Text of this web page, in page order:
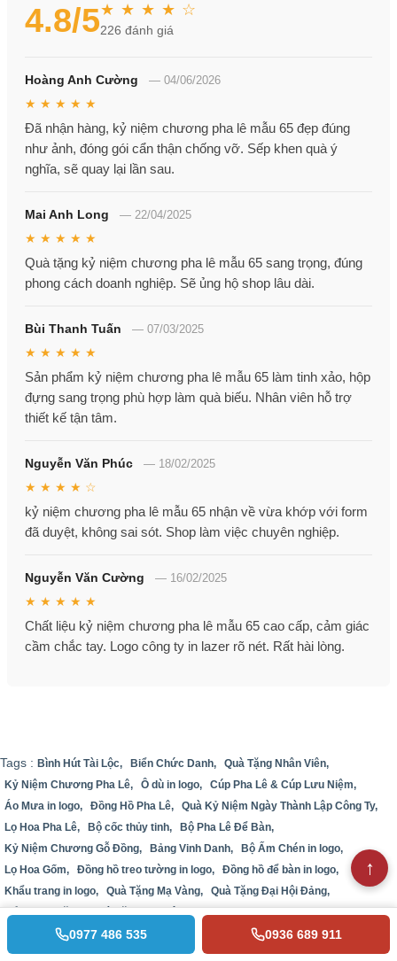
4.8/5★ ★ ★ ★ ☆
226 đánh giá
Hoàng Anh Cường — 04/06/2026
★ ★ ★ ★ ★
Đã nhận hàng, kỷ niệm chương pha lê mẫu 65 đẹp đúng
như ảnh, đóng gói cẩn thận chống vỡ. Sếp khen quà ý
nghĩa, sẽ quay lại lần sau.
Mai Anh Long — 22/04/2025
★ ★ ★ ★ ★
Quà tặng kỷ niệm chương pha lê mẫu 65 sang trọng, đúng
phong cách doanh nghiệp. Sẽ ủng hộ shop lâu dài.
Bùi Thanh Tuấn — 07/03/2025
★ ★ ★ ★ ★
Sản phẩm kỷ niệm chương pha lê mẫu 65 làm tinh xảo, hộp
đựng sang trọng phù hợp làm quà biếu. Nhân viên hỗ trợ
thiết kế tận tâm.
Nguyễn Văn Phúc — 18/02/2025
★ ★ ★ ★ ☆
kỷ niệm chương pha lê mẫu 65 nhận về vừa khớp với form
đã duyệt, không sai sót. Shop làm việc chuyên nghiệp.
Nguyễn Văn Cường — 16/02/2025
★ ★ ★ ★ ★
Chất liệu kỷ niệm chương pha lê mẫu 65 cao cấp, cảm giác
cầm chắc tay. Logo công ty in lazer rõ nét. Rất hài lòng.
Tags : Bình Hút Tài Lộc, Biển Chức Danh,
Quà Tặng Nhân Viên,
Kỷ Niệm Chương Pha Lê,
Ô dù in logo,
Cúp Pha Lê & Cúp Lưu Niệm,
Áo Mưa in logo,
Đồng Hồ Pha Lê,
Quà Kỷ Niệm Ngày Thành Lập Công Ty,
Lọ Hoa Pha Lê,
Bộ cốc thủy tinh,
Bộ Pha Lê Để Bàn,
Kỷ Niệm Chương Gỗ Đồng,
Bảng Vinh Danh,
Bộ Ấm Chén in logo,
Lọ Hoa Gốm,
Đồng hồ treo tường in logo,
Đồng hồ để bàn in logo,
Khẩu trang in logo,
Quà Tặng Mạ Vàng,
Quà Tặng Đại Hội Đảng,
Sổ sạc đa năng,
Quà Tặng Pha Lê 3D,
0977 486 535 0936 689 911